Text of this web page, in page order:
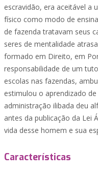
escravidão, era aceitável a
físico como modo de
de fazenda tratavam seus
seres de mentalidade
formado em Direito, em
responsabilidade de um
escolas nas fazendas,
estimulou o aprendizado
administração ilibada deu
antes da publicação da Lei
vida desse homem e sua
Características